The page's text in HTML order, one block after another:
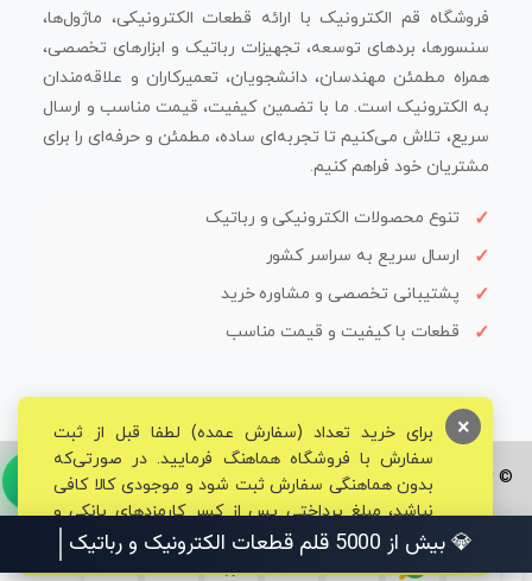
فروشگاه قم الکترونیک با ارائه قطعات الکترونیکی، ماژول‌ها،
سنسورها، بردهای توسعه، تجهیزات رباتیک و ابزارهای تخصصی،
همراه مطمئن مهندسان، دانشجویان، تعمیرکاران و علاقه‌مندان
به الکترونیک است. ما با تضمین کیفیت، قیمت مناسب و ارسال
سریع، تلاش می‌کنیم تا تجربه‌ای ساده، مطمئن و حرفه‌ای را برای
مشتریان خود فراهم کنیم.
تنوع محصولات الکترونیکی و رباتیک
ارسال سریع به سراسر کشور
پشتیبانی تخصصی و مشاوره خرید
قطعات با کیفیت و قیمت مناسب
© تمامی حقوق برای فروشگاه تخصصی قم الکترونیک محفوظ می‌باشد.
برای خرید تعداد (سفارش عمده) لطفا قبل از ثبت
سفارش با فروشگاه هماهنگ فرمایید. در صورتی‌که
بدون هماهنگی سفارش ثبت شود و موجودی کالا کافی
نباشد، مبلغ پرداختی پس از کسر کارمزدهای بانکی و
مالیاتی به حساب شما بازگشت داده خواهد شد.
×
💎 بیش از 5000 قلم قطعات الکترونیک و رباتیک